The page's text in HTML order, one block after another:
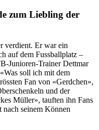
zum Liebling der
verdient. Er war ein
auf dem Fussballplatz –
Junioren-Trainer Dettmar
soll ich mit dem
Fan von «Gerdchen»,
und der
Müller», tauften ihn Fans
nach seinem Können